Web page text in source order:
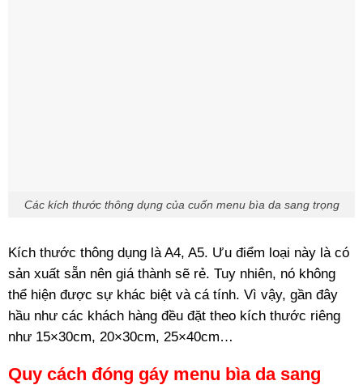
Các kích thước thông dụng của cuốn menu bìa da sang trọng
Kích thước thông dụng là A4, A5. Ưu điểm loại này là có
sản xuất sẵn nên giá thành sẽ rẻ. Tuy nhiên, nó không
thể hiện được sự khác biệt và cá tính. Vì vậy, gần đây
hầu như các khách hàng đều đặt theo kích thước riêng
như 15×30cm, 20×30cm, 25×40cm…
Quy cách đóng gáy menu bìa da sang